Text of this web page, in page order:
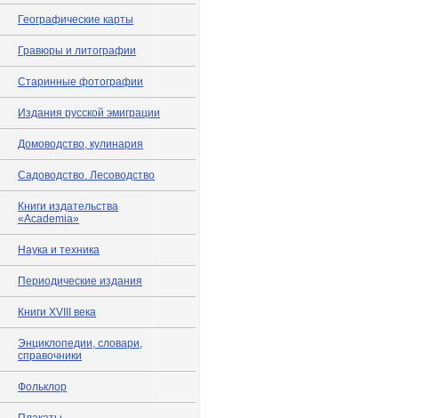
Географические карты
Гравюры и литографии
Старинные фотографии
Издания русской эмиграции
Домоводство, кулинария
Садоводство. Лесоводство
Книги издательства
«Academia»
Наука и техника
Периодические издания
Книги XVIII века
Энциклопедии, словари,
справочники
Фольклор